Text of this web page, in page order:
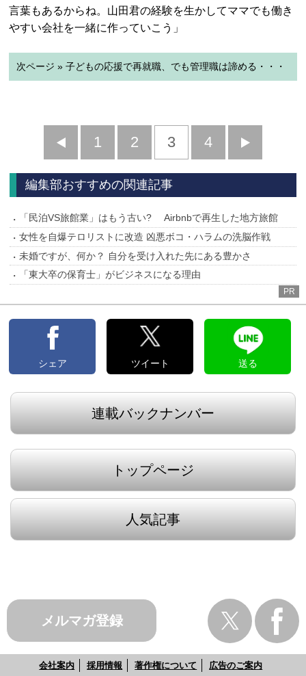
言葉もあるからね。山田君の経験を生かしてママでも働き
やすい会社を一緒に作っていこう」
次ページ » 子どもの応援で再就職、でも管理職は諦める・・・
前
へ
1 2 3 4
へ
編集部おすすめの関連記事
「民泊VS旅館業」はもう古い? Airbnbで再生した地方旅館
女性を自爆テロリストに改造 凶悪ボコ・ハラムの洗脳作戦
未婚ですが、何か？ 自分を受け入れた先にある豊かさ
「東大卒の保育士」がビジネスになる理由
PR
シェア ツイート 送る
連載バックナンバー
トップページ
人気記事
メルマガ登録
会社案内 採用情報 著作権について 広告のご案内